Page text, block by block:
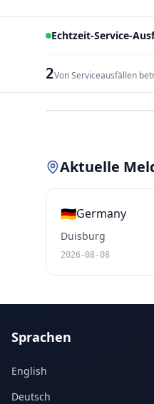
Echtzeit-Service-
2Von Serviceausfällen
Aktuelle
🇩🇪Germany
Duisburg
2026-08-08
Sprachen
English
Deutsch